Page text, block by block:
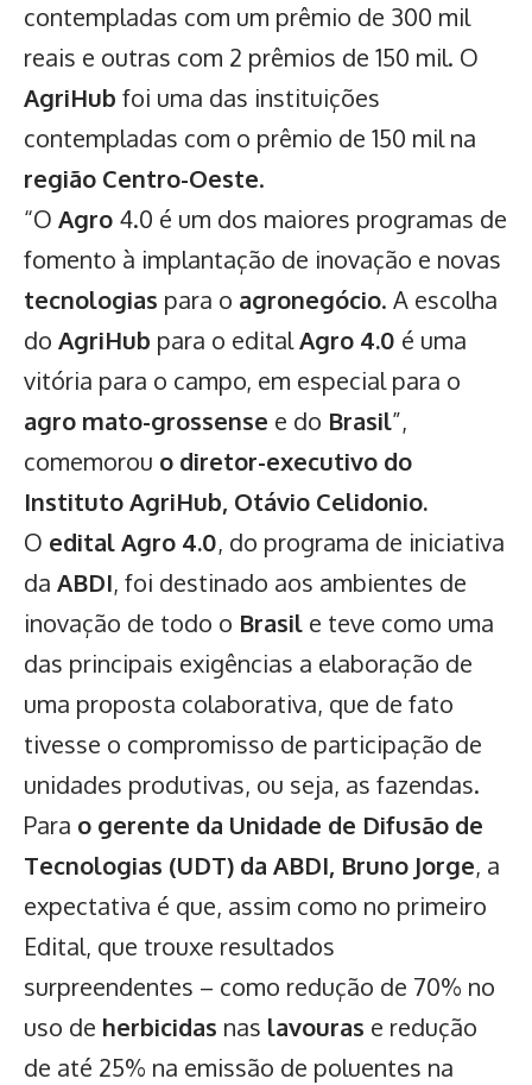
contempladas com um prêmio de 300 mil
reais e outras com 2 prêmios de 150 mil. O
AgriHub foi uma das instituições
contempladas com o prêmio de 150 mil na
região Centro-Oeste.
“O Agro 4.0 é um dos maiores programas de
fomento à implantação de inovação e novas
tecnologias para o agronegócio. A escolha
do AgriHub para o editalAgro 4.0 é uma
vitória para o campo, em especial para o
agro mato-grossense e do Brasil”,
comemorou o diretor-executivo do
Instituto AgriHub, Otávio Celidonio.
O edital Agro 4.0, do programa de iniciativa
da ABDI, foi destinado aos ambientes de
inovação de todo o Brasil e teve como uma
das principais exigências a elaboração de
uma proposta colaborativa, que de fato
tivesse o compromisso de participação de
unidades produtivas, ou seja, as fazendas.
Para o gerente da Unidade de Difusão de
Tecnologias (UDT) da ABDI, Bruno Jorge, a
expectativa é que, assim como no primeiro
Edital, que trouxe resultados
surpreendentes – como redução de 70% no
uso de herbicidas nas lavouras e redução
de até 25% na emissão de poluentes na